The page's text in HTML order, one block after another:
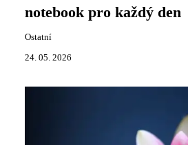
notebook pro každý den
Ostatní
24. 05. 2026